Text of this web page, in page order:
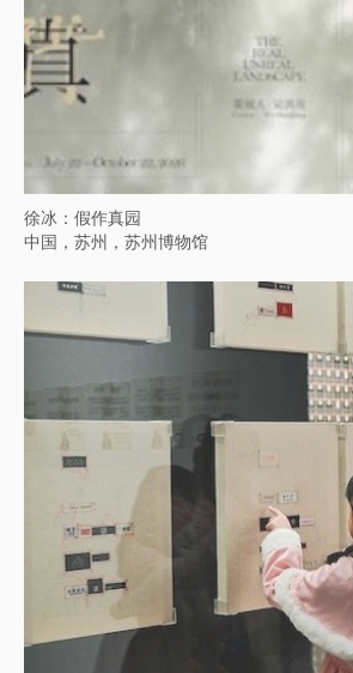
徐冰：假作真园
中国，苏州，苏州博物馆